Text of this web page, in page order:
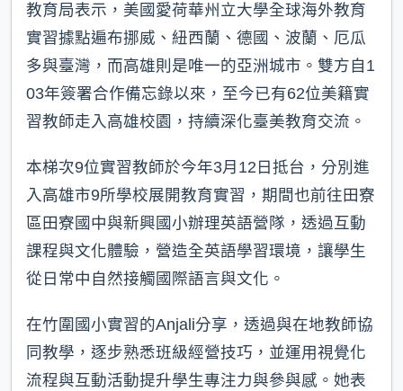
教育局表示，美國愛荷華州立大學全球海外教育
實習據點遍布挪威、紐西蘭、德國、波蘭、厄瓜
多與臺灣，而高雄則是唯一的亞洲城市。雙方自1
03年簽署合作備忘錄以來，至今已有62位美籍實
習教師走入高雄校園，持續深化臺美教育交流。
本梯次9位實習教師於今年3月12日抵台，分別進
入高雄市9所學校展開教育實習，期間也前往田寮
區田寮國中與新興國小辦理英語營隊，透過互動
課程與文化體驗，營造全英語學習環境，讓學生
從日常中自然接觸國際語言與文化。
在竹圍國小實習的Anjali分享，透過與在地教師協
同教學，逐步熟悉班級經營技巧，並運用視覺化
流程與互動活動提升學生專注力與參與感。她表